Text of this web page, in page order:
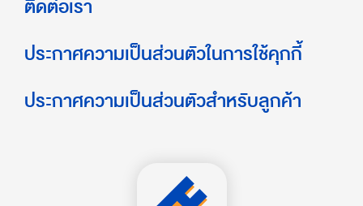
ติดต่อเรา
ประกาศความเป็นส่วนตัวในการใช้คุกกี้
ประกาศความเป็นส่วนตัวสำหรับลูกค้า